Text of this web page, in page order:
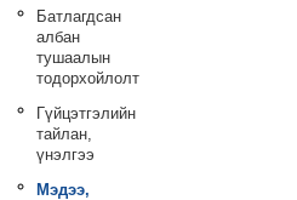
Батлагдсан
албан
тушаалын
тодорхойлолт
Гүйцэтгэлийн
тайлан,
үнэлгээ
Мэдээ,